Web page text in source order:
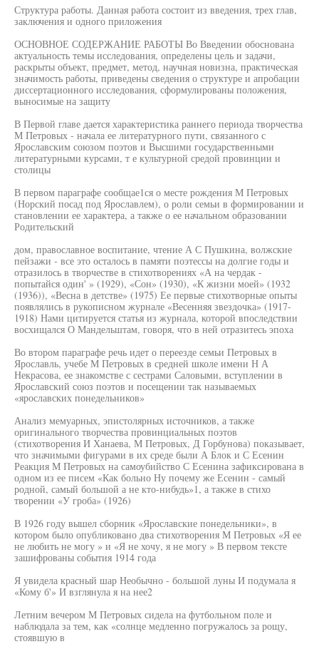
Структура работы. Данная работа состоит из введения, трех глав,
заключения и одного приложения
ОСНОВНОЕ СОДЕРЖАНИЕ РАБОТЫ Во Введении обоснована
актуальность темы исследования, определены цель и задачи,
раскрыты объект, предмет, метод, научная новизна, практическая
значимость работы, приведены сведения о структуре и апробации
диссертационного исследования, сформулированы положения,
выносимые на защиту
В Первой главе дается характеристика раннего периода творчества
М Петровых - начала ее литературного пути, связанного с
Ярославским союзом поэтов и Высшими государственными
литературными курсами, т е культурной средой провинции и
столицы
В первом параграфе сообщае1ся о месте рождения М Петровых
(Норский посад под Ярославлем), о роли семьи в формировании и
становлении ее характера, а также о ее начальном образовании
Родительский
дом, православное воспитание, чтение А С Пушкина, волжские
пейзажи - все это осталось в памяти поэтессы на долгие годы и
отразилось в творчестве в стихотворениях «А на чердак -
попытайся один' » (1929), «Сон» (1930), «К жизни моей» (1932
(1936)), «Весна в детстве» (1975) Ее первые стихотворные опыты
появлялись в рукописном журнале «Весенняя звездочка» (1917-
1918) Нами цитируется статья из журнала, которой впоследствии
восхищался О Мандельштам, говоря, что в ней отразитесь эпоха
Во втором параграфе речь идет о переезде семьи Петровых в
Ярославль, учебе М Петровых в средней школе имени Н А
Некрасова, ее знакомстве с сестрами Саловыми, вступлении в
Ярославский союз поэтов и посещении так называемых
«ярославских понедельников»
Анализ мемуарных, эпистолярных источников, а также
оригинального творчества провинциальных поэтов
(стихотворения И Ханаева, М Петровых, Д Горбунова) показывает,
что значимыми фигурами в их среде были А Блок и С Есенин
Реакция М Петровых на самоубийство С Есенина зафиксирована в
одном из ее писем «Как больно Ну почему же Есенин - самый
родной, самый большой а не кто-нибудь»1, а также в стихо
творении «У гроба» (1926)
В 1926 году вышел сборник «Ярославские понедельники», в
котором было опубликовано два стихотворения М Петровых «Я ее
не любить не могу » и «Я не хочу, я не могу » В первом тексте
зашифрованы события 1914 года
Я увидела красный шар Необычно - большой луны И подумала я
«Кому б'» И взглянула я на нее2
Летним вечером М Петровых сидела на футбольном поле и
наблюдала за тем, как «солнце медленно погружалось за рощу,
стоявшую в